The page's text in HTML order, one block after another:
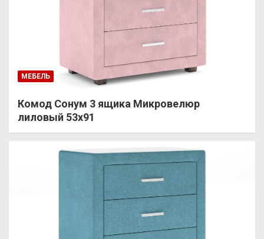
МЕБЕЛЬ
Комод Сонум 3 ящика Микровелюр
лиловый 53х91